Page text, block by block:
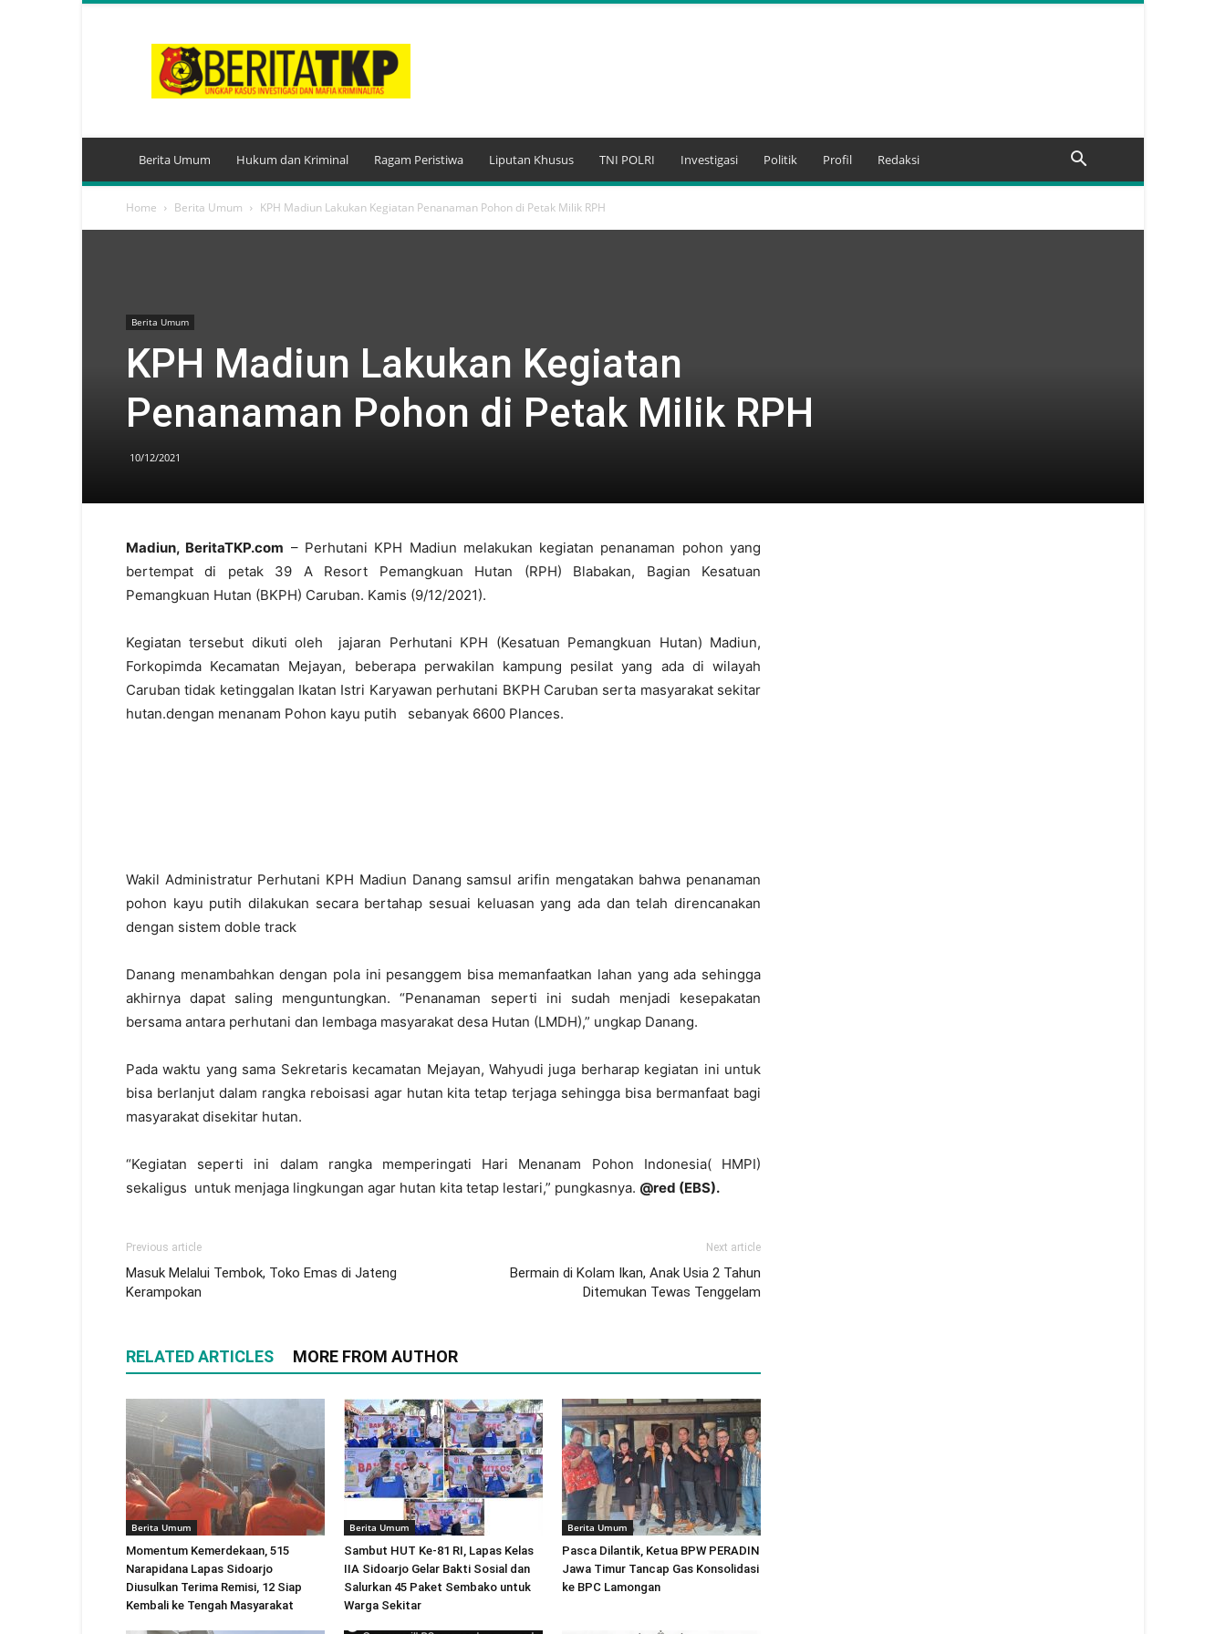
Berita Umum Hukum dan Kriminal Ragam Peristiwa Liputan Khusus TNI POLRI Investigasi Politik Profil Redaksi
Home Berita Umum KPH Madiun Lakukan Kegiatan Penanaman Pohon di Petak Milik RPH
Berita Umum
KPH Madiun Lakukan Kegiatan
Penanaman Pohon di Petak Milik RPH
10/12/2021
Madiun, BeritaTKP.com – Perhutani KPH Madiun melakukan kegiatan penanaman pohon yang
bertempat di petak 39 A Resort Pemangkuan Hutan (RPH) Blabakan, Bagian Kesatuan
Pemangkuan Hutan (BKPH) Caruban. Kamis (9/12/2021).
Kegiatan tersebut dikuti oleh jajaran Perhutani KPH (Kesatuan Pemangkuan Hutan) Madiun,
Forkopimda Kecamatan Mejayan, beberapa perwakilan kampung pesilat yang ada di wilayah
Caruban tidak ketinggalan Ikatan Istri Karyawan perhutani BKPH Caruban serta masyarakat sekitar
hutan.dengan menanam Pohon kayu putih sebanyak 6600 Plances.
Wakil Administratur Perhutani KPH Madiun Danang samsul arifin mengatakan bahwa penanaman
pohon kayu putih dilakukan secara bertahap sesuai keluasan yang ada dan telah direncanakan
dengan sistem doble track
Danang menambahkan dengan pola ini pesanggem bisa memanfaatkan lahan yang ada sehingga
akhirnya dapat saling menguntungkan. “Penanaman seperti ini sudah menjadi kesepakatan
bersama antara perhutani dan lembaga masyarakat desa Hutan (LMDH),” ungkap Danang.
Pada waktu yang sama Sekretaris kecamatan Mejayan, Wahyudi juga berharap kegiatan ini untuk
bisa berlanjut dalam rangka reboisasi agar hutan kita tetap terjaga sehingga bisa bermanfaat bagi
masyarakat disekitar hutan.
“Kegiatan seperti ini dalam rangka memperingati Hari Menanam Pohon Indonesia( HMPI)
sekaligus untuk menjaga lingkungan agar hutan kita tetap lestari,” pungkasnya. @red (EBS).
Previous article
Masuk Melalui Tembok, Toko Emas di Jateng
Kerampokan
Next article
Bermain di Kolam Ikan, Anak Usia 2 Tahun
Ditemukan Tewas Tenggelam
RELATED ARTICLES MORE FROM AUTHOR
Berita Umum
Momentum Kemerdekaan, 515
Narapidana Lapas Sidoarjo
Diusulkan Terima Remisi, 12 Siap
Kembali ke Tengah Masyarakat
Berita Umum
Sambut HUT Ke-81 RI, Lapas Kelas
IIA Sidoarjo Gelar Bakti Sosial dan
Salurkan 45 Paket Sembako untuk
Warga Sekitar
Berita Umum
Pasca Dilantik, Ketua BPW PERADIN
Jawa Timur Tancap Gas Konsolidasi
ke BPC Lamongan